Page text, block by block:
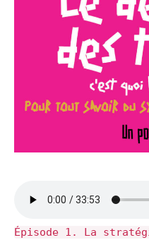
Épisode 1. La